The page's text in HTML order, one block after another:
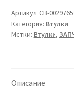
HB-
MT200,
арт.31012332
Артикул: CB-
Категория: Втулки
Метки: Втулки,
Описание